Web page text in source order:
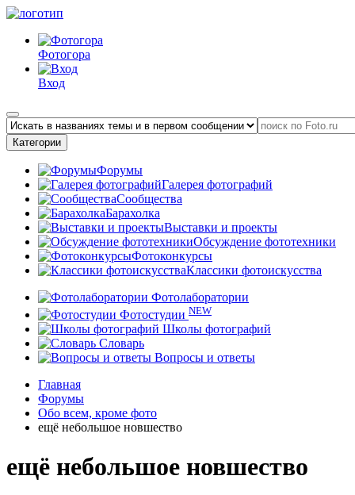
Фотогора
Вход
Категории
Форумы
Галерея фотографий
Сообщества
Барахолка
Выставки и проекты
Обсуждение фототехники
Фотоконкурсы
Классики фотоискусства
Фотолаборатории
Фотостудии NEW
Школы фотографий
Словарь
Вопросы и ответы
Главная
Форумы
Обо всем, кроме фото
ещё небольшое новшество
ещё небольшое новшество